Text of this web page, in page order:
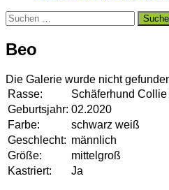
Suchen
nach:
Beo
Die Galerie wurde nicht
Rasse:
Schäferhund
Geburtsjahr: 02.2020
Farbe:
schwarz weiß
Geschlecht: männlich
Größe:
mittelgroß
Kastriert:
Ja